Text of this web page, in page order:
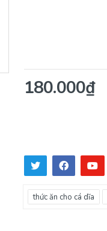
180.000₫
thức ăn cho cá dĩa